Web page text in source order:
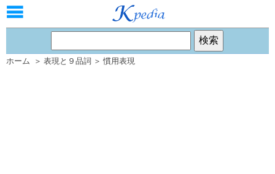
ホーム ＞ 表現と９品詞 ＞ 慣用表現